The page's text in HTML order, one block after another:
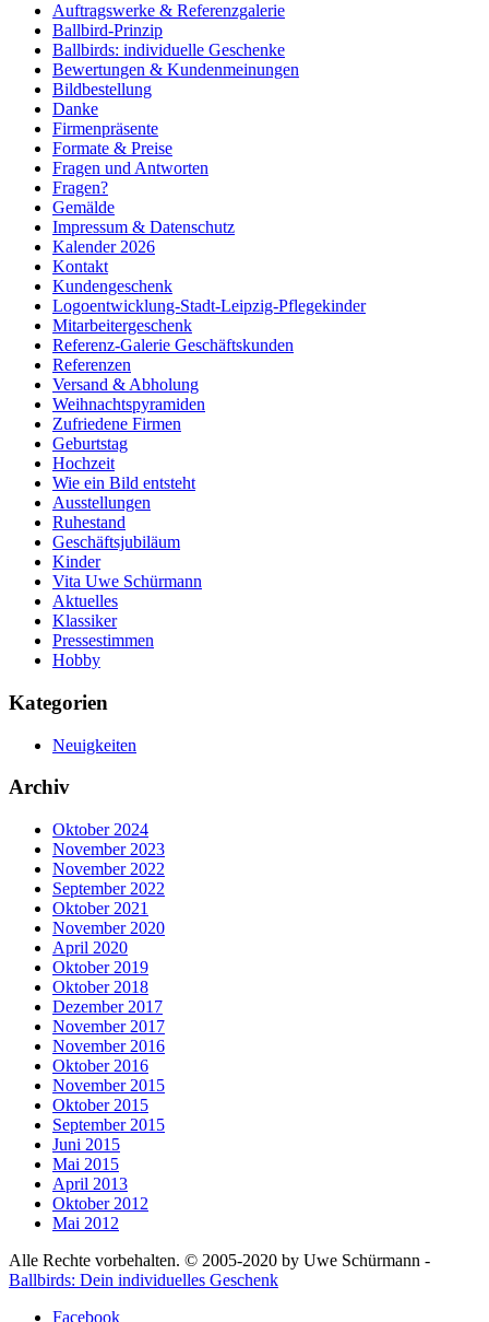
Auftragswerke & Referenzgalerie
Ballbird-Prinzip
Ballbirds: individuelle Geschenke
Bewertungen & Kundenmeinungen
Bildbestellung
Danke
Firmenpräsente
Formate & Preise
Fragen und Antworten
Fragen?
Gemälde
Impressum & Datenschutz
Kalender 2026
Kontakt
Kundengeschenk
Logoentwicklung-Stadt-Leipzig-Pflegekinder
Mitarbeitergeschenk
Referenz-Galerie Geschäftskunden
Referenzen
Versand & Abholung
Weihnachtspyramiden
Zufriedene Firmen
Geburtstag
Hochzeit
Wie ein Bild entsteht
Ausstellungen
Ruhestand
Geschäftsjubiläum
Kinder
Vita Uwe Schürmann
Aktuelles
Klassiker
Pressestimmen
Hobby
Kategorien
Neuigkeiten
Archiv
Oktober 2024
November 2023
November 2022
September 2022
Oktober 2021
November 2020
April 2020
Oktober 2019
Oktober 2018
Dezember 2017
November 2017
November 2016
Oktober 2016
November 2015
Oktober 2015
September 2015
Juni 2015
Mai 2015
April 2013
Oktober 2012
Mai 2012
Alle Rechte vorbehalten. © 2005-2020 by Uwe Schürmann -
Ballbirds: Dein individuelles Geschenk
Facebook